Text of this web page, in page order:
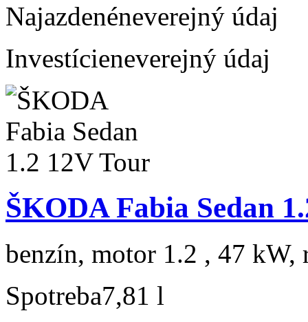
Najazdenéneverejný údaj
Investícieneverejný údaj
ŠKODA Fabia Sedan
benzín, motor 1.2 , 47 kW,
Spotreba7,81 l